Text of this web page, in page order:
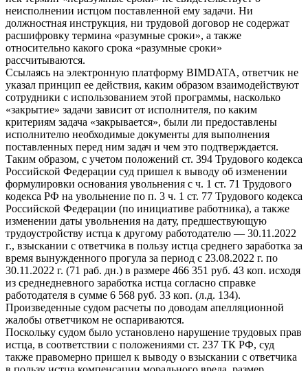
неисполнении истцом поставленной ему задачи. Ни
должностная инструкция, ни трудовой договор не содержат
расшифровку термина «разумные сроки», а также
относительно какого срока «разумные сроки»
рассчитываются.
Ссылаясь на электронную платформу BIMDATA, ответчик не
указал принцип ее действия, каким образом взаимодействуют
сотрудники с использованием этой программы, насколько
«закрытие» задачи зависит от исполнителя, по каким
критериям задача «закрывается», были ли предоставлены
исполнителю необходимые документы для выполнения
поставленных перед ним задач и чем это подтверждается.
Таким образом, с учетом положений ст. 394 Трудового кодекса
Российской Федерации суд пришел к выводу об изменении
формулировки основания увольнения с ч. 1 ст. 71 Трудового
кодекса РФ на увольнение по п. 3 ч. 1 ст. 77 Трудового кодекса
Российской Федерации (по инициативе работника), а также
изменении даты увольнения на дату, предшествующую
трудоустройству истца к другому работодателю — 30.11.2022
г., взыскании с ответчика в пользу истца среднего заработка за
время вынужденного прогула за период с 23.08.2022 г. по
30.11.2022 г. (71 раб. дн.) в размере 466 351 руб. 43 коп. исходя
из среднедневного заработка истца согласно справке
работодателя в сумме 6 568 руб. 33 коп. (л.д. 134).
Произведенные судом расчеты по доводам апелляционной
жалобы ответчиком не оспариваются.
Поскольку судом было установлено нарушение трудовых прав
истца, в соответствии с положениями ст. 237 ТК РФ, суд
также правомерно пришел к выводу о взыскании с ответчика